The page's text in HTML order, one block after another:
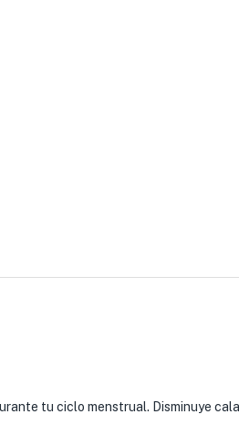
tu ciclo menstrual. Disminuye